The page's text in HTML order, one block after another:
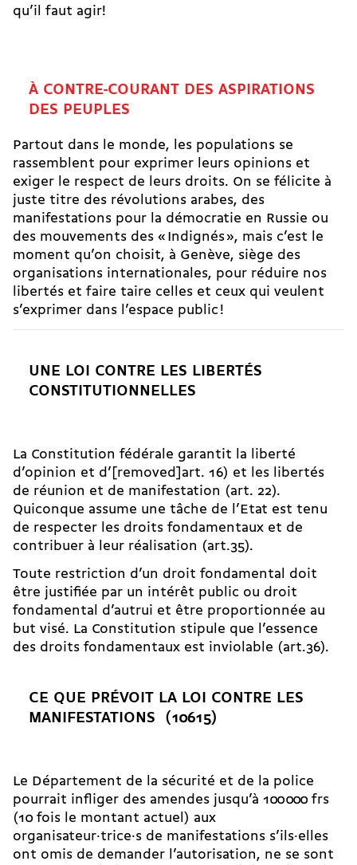
qu’il faut agir!
À CONTRE-COURANT DES ASPIRATIONS
DES PEUPLES
Partout dans le monde, les populations se
rassemblent pour exprimer leurs opinions et
exiger le respect de leurs droits. On se félicite à
juste titre des révolutions arabes, des
manifestations pour la démocratie en Russie ou
des mouvements des « Indignés », mais c’est le
moment qu’on choisit, à Genève, siège des
organisations internationales, pour réduire nos
libertés et faire taire celles et ceux qui veulent
s’exprimer dans l’espace public !
UNE LOI CONTRE LES LIBERTÉS
CONSTITUTIONNELLES
La Constitution fédérale garantit la liberté
d’opinion et d’[removed]art. 16) et les libertés
de réunion et de manifestation (art. 22).
Quiconque assume une tâche de l’Etat est tenu
de respecter les droits fondamentaux et de
contribuer à leur réalisation (art.35).
Toute restriction d’un droit fondamental doit
être justifiée par un intérêt public ou droit
fondamental d’autrui et être proportionnée au
but visé. La Constitution stipule que l’essence
des droits fondamentaux est inviolable (art.36).
CE QUE PRÉVOIT LA LOI CONTRE LES
MANIFESTATIONS (10615)
Le Département de la sécurité et de la police
pourrait infliger des amendes jusqu’à 100 000 frs
(10 fois le montant actuel) aux
organisateur·trice·s de manifestations s’ils·elles
ont omis de demander l’autorisation, ne se sont